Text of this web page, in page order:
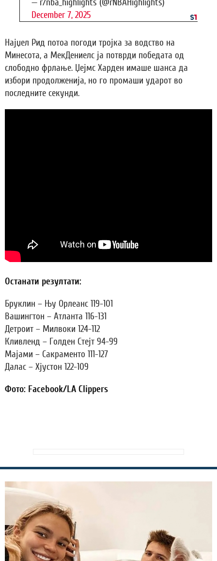
— r/nba_highlights (@rNBAHighlights)
December 7, 2025
Најџел Рид потоа погоди тројка за водство на
Минесота, а МекДениелс ја потврди победата од
слободно фрлање. Џејмс Харден имаше шанса да
избори продолженија, но го промаши ударот во
последните секунди.
Останати резултати:
Бруклин – Њу Орлеанс 119-101
Вашингтон – Атланта 116-131
Детроит – Милвоки 124-112
Кливленд – Голден Стејт 94-99
Мајами – Сакраменто 111-127
Далас – Хјустон 122-109
Фото: Facebook/LA Clippers